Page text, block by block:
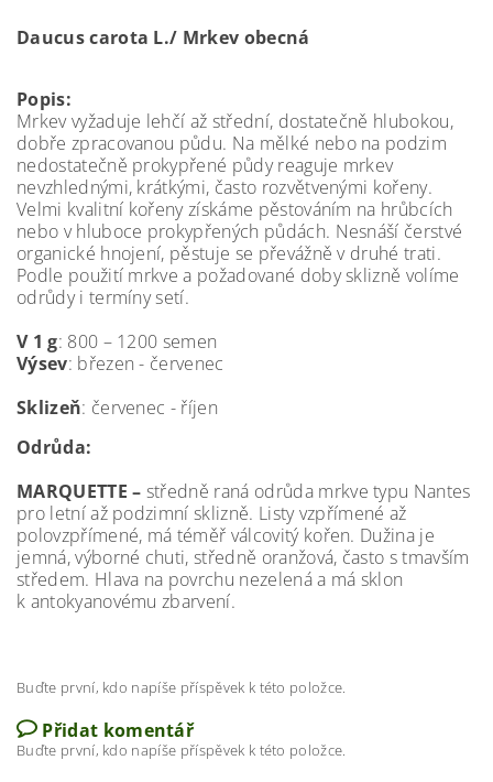
Daucus carota L./ Mrkev obecná
Popis:
Mrkev vyžaduje lehčí až střední, dostatečně hlubokou,
dobře zpracovanou půdu. Na mělké nebo na podzim
nedostatečně prokypřené půdy reaguje mrkev
nevzhlednými, krátkými, často rozvětvenými kořeny.
Velmi kvalitní kořeny získáme pěstováním na hrůbcích
nebo v hluboce prokypřených půdách. Nesnáší čerstvé
organické hnojení, pěstuje se převážně v druhé trati.
Podle použití mrkve a požadované doby sklizně volíme
odrůdy i termíny setí.
V 1 g: 800 – 1200 semen
Výsev: březen - červenec
Sklizeň: červenec - říjen
Odrůda:
MARQUETTE – středně raná odrůda mrkve typu Nantes
pro letní až podzimní sklizně. Listy vzpřímené až
polovzpřímené, má téměř válcovitý kořen. Dužina je
jemná, výborné chuti, středně oranžová, často s tmavším
středem. Hlava na povrchu nezelená a má sklon
k antokyanovému zbarvení.
Buďte první, kdo napíše příspěvek k této položce.
Přidat komentář
Buďte první, kdo napíše příspěvek k této položce.